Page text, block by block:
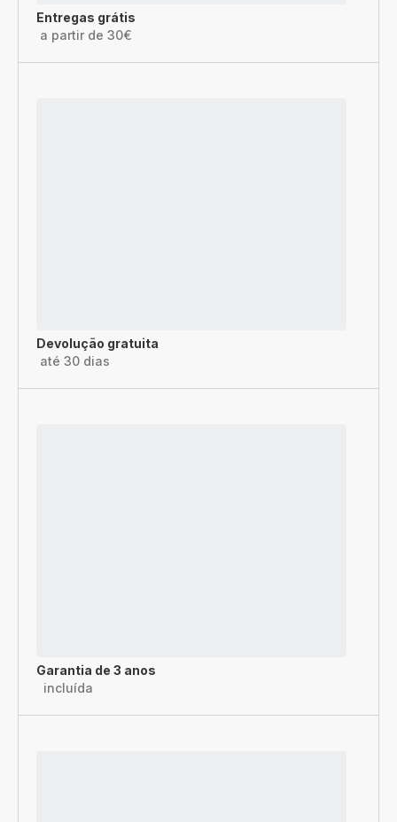
Entregas grátis
a partir de 30€
Devolução gratuita
até 30 dias
Garantia de 3 anos
incluída